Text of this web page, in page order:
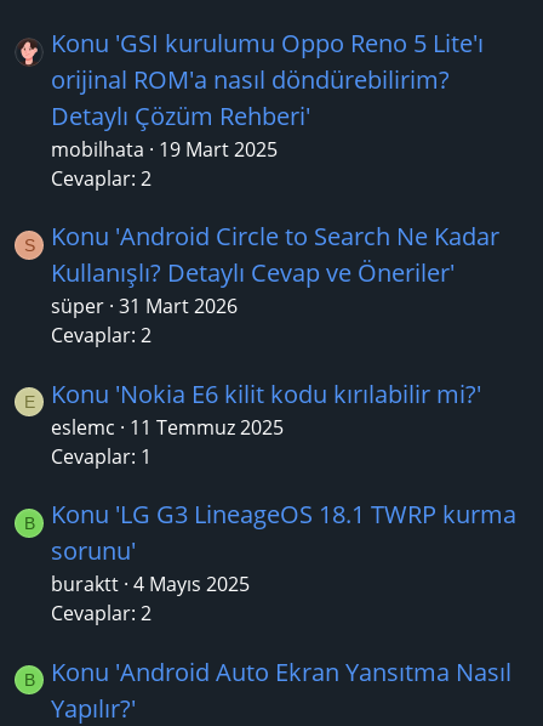
Konu 'GSI kurulumu Oppo Reno 5 Lite'ı
orijinal ROM'a nasıl döndürebilirim?
Detaylı Çözüm Rehberi'
mobilhata
19 Mart 2025
Cevaplar: 2
S
Konu 'Android Circle to Search Ne Kadar
Kullanışlı? Detaylı Cevap ve Öneriler'
süper 31 Mart 2026
Cevaplar: 2
E Konu 'Nokia E6 kilit kodu kırılabilir mi?'
eslemc
11 Temmuz 2025
Cevaplar: 1
B
Konu 'LG G3 LineageOS 18.1 TWRP kurma
sorunu'
buraktt 4 Mayıs 2025
Cevaplar: 2
B
Konu 'Android Auto Ekran Yansıtma Nasıl
Yapılır?'